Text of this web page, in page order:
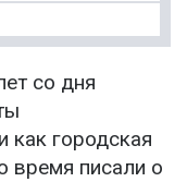
со дня
как городская
время писали о